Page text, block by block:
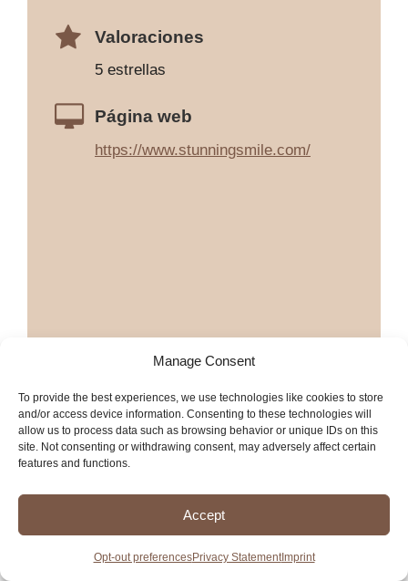
Manage Consent
To provide the best experiences, we use technologies like cookies to store
and/or access device information. Consenting to these technologies will
allow us to process data such as browsing behavior or unique IDs on this
site. Not consenting or withdrawing consent, may adversely affect certain
features and functions.
Accept
Opt-out preferencesPrivacy StatementImprint
Valoraciones
5 estrellas
Página web
https://www.stunningsmile.com/